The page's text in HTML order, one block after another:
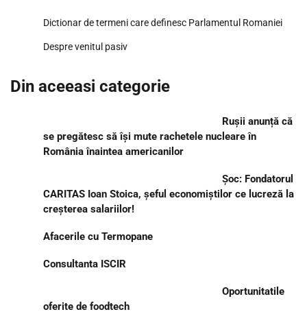
Dictionar de termeni care definesc Parlamentul Romaniei
Despre venitul pasiv
Din aceeasi categorie
Rușii anunță că
se pregătesc să își mute rachetele nucleare în
România înaintea americanilor
Șoc: Fondatorul
CARITAS Ioan Stoica, șeful economiștilor ce lucreză la
creșterea salariilor!
Afacerile cu Termopane
Consultanta ISCIR
Oportunitatile
oferite de foodtech